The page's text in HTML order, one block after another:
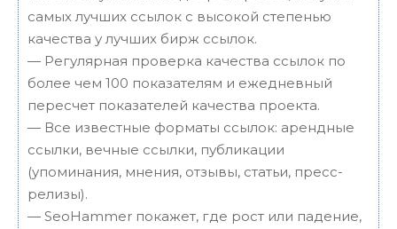
самых лучших ссылок с высокой степенью
качества у лучших бирж ссылок.
— Регулярная проверка качества ссылок по
более чем 100 показателям и ежедневный
пересчет показателей качества проекта.
— Все известные форматы ссылок: арендные
ссылки, вечные ссылки, публикации
(упоминания, мнения, отзывы, статьи, пресс-
релизы).
— SeoHammer покажет, где рост или падение,